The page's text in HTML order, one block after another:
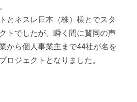
とネスレ日本（株）様とでスタ
トでしたが、瞬く間に賛同の声
から個人事業主まで44社が名を
ロジェクトとなりました。